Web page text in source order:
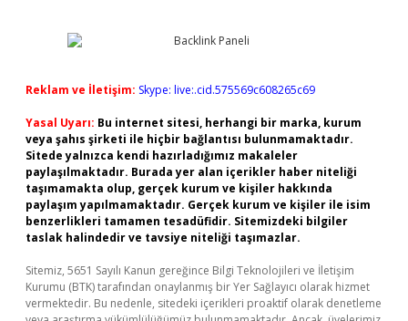
Reklam ve İletişim: Skype: live:.cid.575569c608265c69
Yasal Uyarı: Bu internet sitesi, herhangi bir marka, kurum
veya şahıs şirketi ile hiçbir bağlantısı bulunmamaktadır.
Sitede yalnızca kendi hazırladığımız makaleler
paylaşılmaktadır. Burada yer alan içerikler haber niteliği
taşımamakta olup, gerçek kurum ve kişiler hakkında
paylaşım yapılmamaktadır. Gerçek kurum ve kişiler ile isim
benzerlikleri tamamen tesadüfidir. Sitemizdeki bilgiler
taslak halindedir ve tavsiye niteliği taşımazlar.
Sitemiz, 5651 Sayılı Kanun gereğince Bilgi Teknolojileri ve İletişim
Kurumu (BTK) tarafından onaylanmış bir Yer Sağlayıcı olarak hizmet
vermektedir. Bu nedenle, sitedeki içerikleri proaktif olarak denetleme